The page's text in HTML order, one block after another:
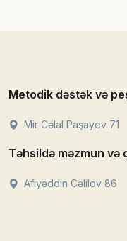
Metodik dəstək və
Mir Cəlal Paşayev 71
Təhsildə məzmun və
Afiyəddin Cəlilov 86